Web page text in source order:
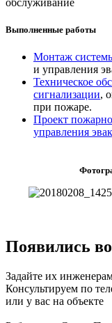
Выполненные работы
Монтаж
и управления
Техническое
сигнализации,
при пожаре.
Проект
управления
Появились
Задайте их
Консультируем по
или у вас на объекте